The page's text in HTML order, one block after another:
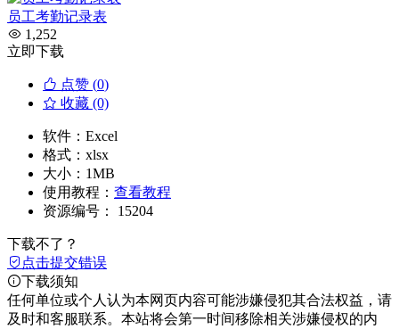
员工考勤记录表
1,252
立即下载
点赞 (0)
收藏 (0)
软件： Excel
格式： xlsx
大小： 1MB
使用教程： 查看教程
资源编号： 15204
下载不了？
点击提交错误
下载须知
任何单位或个人认为本网页内容可能涉嫌侵犯其合法权益，请
及时和客服联系。本站将会第一时间移除相关涉嫌侵权的内